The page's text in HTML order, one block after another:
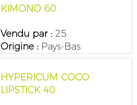
KIMONO 60
Vendu par :25
Origine :Pays-Bas
HYPERICUM COCO
LIPSTICK 40